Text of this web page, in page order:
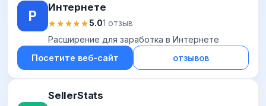
Р
Интернете
★★★★★
★★★★★5.01 отзыв
Расширение для заработка в Интернете
Посетите веб-сайт
отзывов
SellerStats